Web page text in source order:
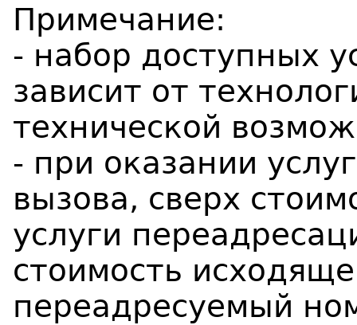
Примечание:
- набор доступных
зависит от
технической
- при оказании
вызова, сверх
услуги
стоимость
переадресуемый